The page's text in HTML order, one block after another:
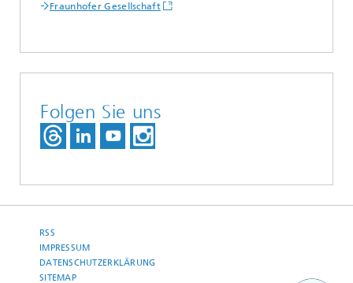
Fraunhofer Gesellschaft
Folgen Sie uns
RSS
IMPRESSUM
DATENSCHUTZERKLÄRUNG
SITEMAP